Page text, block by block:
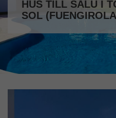
HUS TILL SALU I
SOL